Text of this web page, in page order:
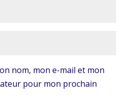
nom, mon e-mail et mon
pour mon prochain